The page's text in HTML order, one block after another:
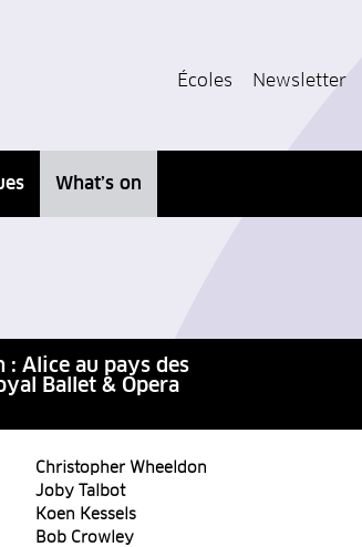
Écoles Newsletter
What’s on
: Alice au pays des
Ballet & Opera
Christopher Wheeldon
Joby Talbot
Koen Kessels
Bob Crowley